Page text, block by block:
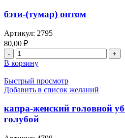
бэти-(тумар) оптом
Артикул: 2795
80,00 ₽
В корзину
Быстрый просмотр
Добавить в список желаний
капра-женский головной
голубой